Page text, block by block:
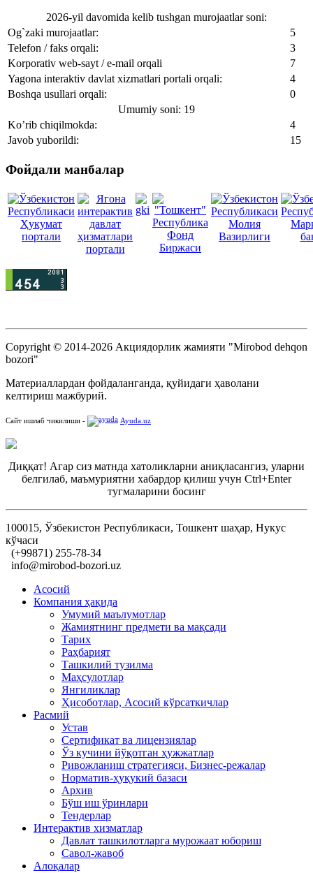
2026-yil davomida kelib tushgan murojaatlar soni:
Og`zaki murojaatlar:
5
Telefon / faks orqali:
3
Korporativ web-sayt / e-mail orqali
7
Yagona interaktiv davlat xizmatlari portali orqali:
4
Boshqa usullari orqali:
0
Umumiy soni: 19
Ko’rib chiqilmokda:
4
Javob yuborildi:
15
Фойдали манбалар
Copyright © 2014-2026 Акциядорлик жамияти "Mirobod dehqon
bozori"
Материаллардан фойдаланганда, қуйидаги ҳаволани
келтириш мажбурий.
Сайт ишлаб чикилиши - Ayuda.uz
Диққат! Агар сиз матнда хатоликларни аниқласангиз, уларни
белгилаб, маъмуриятни хабардор қилиш учун Ctrl+Enter
тугмаларини босинг
100015, Ўзбекистон Республикаси, Тошкент шаҳар, Нукус
кўчаси
(+99871) 255-78-34
info@mirobod-bozori.uz
Асосий
Компания ҳақида
Умумий маълумотлар
Жамиятнинг предмети ва мақсади
Тарих
Раҳбарият
Ташкилий тузилма
Маҳсулотлар
Янгиликлар
Ҳисоботлар, Асосий кўрсаткичлар
Расмий
Устав
Сертификат ва лицензиялар
Ўз кучини йўқотган ҳужжатлар
Ривожланиш стратегияси, Бизнес-режалар
Норматив-ҳуқукий базаси
Архив
Бўш иш ўринлари
Тендерлар
Интерактив хизматлар
Давлат ташкилотларга мурожаат юбориш
Савол-жавоб
Алоқалар